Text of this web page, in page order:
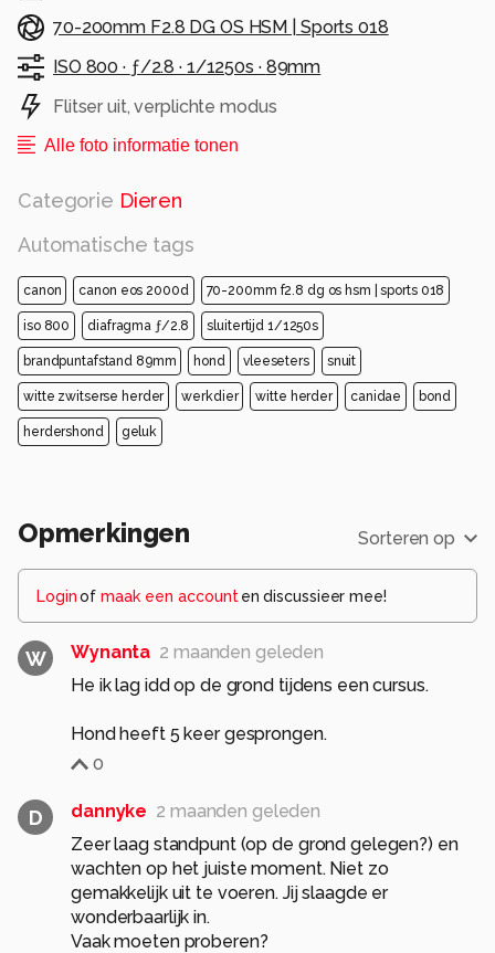
70-200mm F2.8 DG OS HSM | Sports 018
ISO 800 · ƒ/2.8 · 1/1250s · 89mm
Flitser uit, verplichte modus
Alle foto informatie tonen
Categorie Dieren
Automatische tags
canon canon eos 2000d 70-200mm f2.8 dg os hsm | sports 018
iso 800 diafragma ƒ/2.8 sluitertijd 1/1250s
brandpuntafstand 89mm hond vleeseters snuit
witte zwitserse herder werkdier witte herder canidae bond
herdershond geluk
Opmerkingen Sorteren op
Loginof maak een account en discussieer mee!
W Wynanta 2 maanden geleden
He ik lag idd op de grond tijdens een cursus.
Hond heeft 5 keer gesprongen.
0
D dannyke 2 maanden geleden
Zeer laag standpunt (op de grond gelegen?) en
wachten op het juiste moment. Niet zo
gemakkelijk uit te voeren. Jij slaagde er
wonderbaarlijk in.
Vaak moeten proberen?